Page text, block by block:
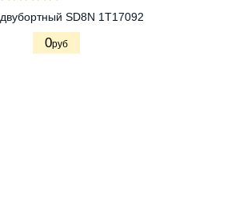
SD8N 1T17092
0руб